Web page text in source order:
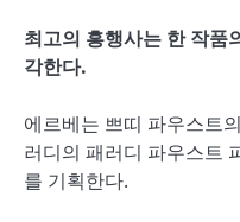
최고의 흥행사는 한 작품
각한다.
에르베는 쁘띠 파우스트
러디의 패러디 파우스트
를 기획한다.